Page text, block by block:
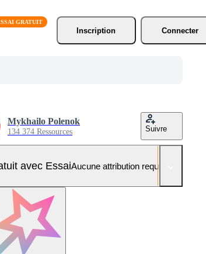
Inscription
Connecter
Mykhailo Polenok
134 374 Ressources Suivre
avec EssaiAucune attribution requise